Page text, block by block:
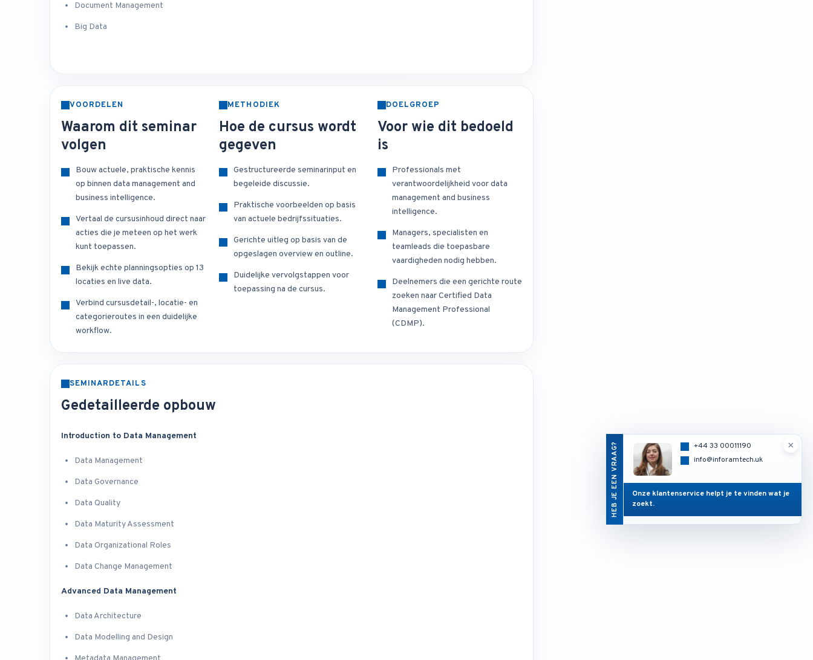
Document Management
Big Data
VOORDELEN
Waarom dit seminar
volgen
Bouw actuele, praktische kennis
op binnen data management and
business intelligence.
Vertaal de cursusinhoud direct naar
acties die je meteen op het werk
kunt toepassen.
Bekijk echte planningsopties op 13
locaties en live data.
Verbind cursusdetail-, locatie- en
categorieroutes in een duidelijke
workflow.
METHODIEK
Hoe de cursus wordt
gegeven
Gestructureerde seminarinput en
begeleide discussie.
Praktische voorbeelden op basis
van actuele bedrijfssituaties.
Gerichte uitleg op basis van de
opgeslagen overview en outline.
Duidelijke vervolgstappen voor
toepassing na de cursus.
DOELGROEP
Voor wie dit bedoeld
is
Professionals met
verantwoordelijkheid voor data
management and business
intelligence.
Managers, specialisten en
teamleads die toepasbare
vaardigheden nodig hebben.
Deelnemers die een gerichte route
zoeken naar Certified Data
Management Professional
(CDMP).
SEMINARDETAILS
Gedetailleerde opbouw
Introduction to Data Management
Data Management
Data Governance
Data Quality
Data Maturity Assessment
Data Organizational Roles
Data Change Management
Advanced Data Management
Data Architecture
Data Modelling and Design
HEB JE EEN VRAAG? ×
+44 33 00011190
info@inforamtech.uk
Onze klantenservice helpt je te vinden wat je
zoekt.